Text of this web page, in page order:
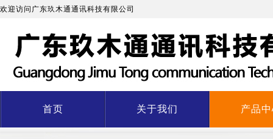
欢迎访问广东玖木通通讯科技有限公司
首页 关于我们 产品